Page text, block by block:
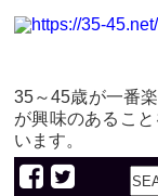
35～45歳が一番
が興味のあるこ
います。